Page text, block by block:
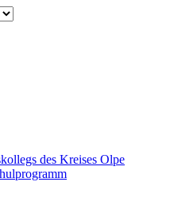
des Kreises Olpe